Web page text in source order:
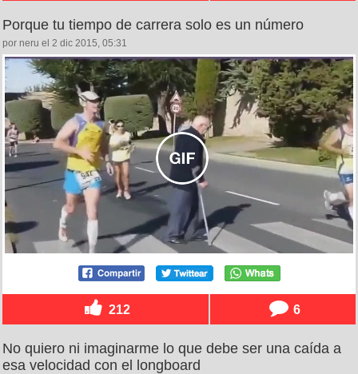
Porque tu tiempo de carrera solo es un número
por neru el 2 dic 2015, 05:31
212 6
No quiero ni imaginarme lo que debe ser una caída a
esa velocidad con el longboard